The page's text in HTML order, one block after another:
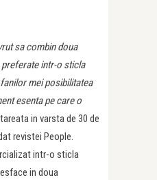
sa combin doua
intr-o sticla
mei posibilitatea
esenta pe care o
in varsta de 30 de
revistei People.
intr-o sticla
in doua